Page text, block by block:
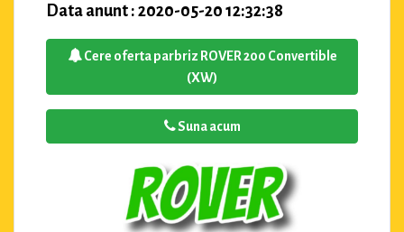
Data anunt : 2020-05-20 12:32:38
Cere oferta parbriz ROVER 200 Convertible
(XW)
Suna acum